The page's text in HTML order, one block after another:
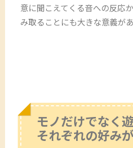
意に聞こえてくる音への反応
み取ることにも大きな意義があ
モノだけでなく
それぞれの好み